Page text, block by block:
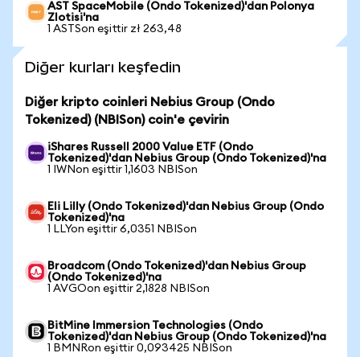
AST SpaceMobile (Ondo Tokenized)'dan Polonya
Zlotisi'na
1 ASTSon eşittir zł 263,48
Diğer kurları keşfedin
Diğer kripto coinleri Nebius Group (Ondo
Tokenized) (NBISon) coin'e çevirin
iShares Russell 2000 Value ETF (Ondo
Tokenized)'dan Nebius Group (Ondo Tokenized)'na
1 IWNon eşittir 1,1603 NBISon
Eli Lilly (Ondo Tokenized)'dan Nebius Group (Ondo
Tokenized)'na
1 LLYon eşittir 6,0351 NBISon
Broadcom (Ondo Tokenized)'dan Nebius Group
(Ondo Tokenized)'na
1 AVGOon eşittir 2,1828 NBISon
BitMine Immersion Technologies (Ondo
Tokenized)'dan Nebius Group (Ondo Tokenized)'na
1 BMNRon eşittir 0,093425 NBISon